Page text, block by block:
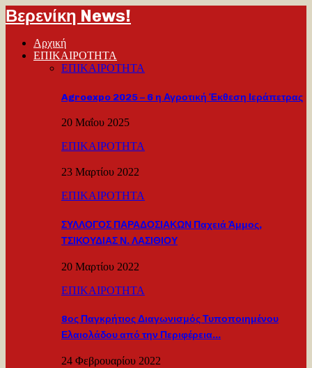
Βερενίκη News!
Αρχική
ΕΠΙΚΑΙΡΟΤΗΤΑ
ΕΠΙΚΑΙΡΟΤΗΤΑ
Agroexpo 2025 – 6 η Αγροτική Έκθεση Ιεράπετρας
20 Μαΐου 2025
ΕΠΙΚΑΙΡΟΤΗΤΑ
23 Μαρτίου 2022
ΕΠΙΚΑΙΡΟΤΗΤΑ
ΣΥΛΛΟΓΟΣ ΠΑΡΑΔΟΣΙΑΚΩΝ Παχειά Άμμος,
ΤΣΙΚΟΥΔΙΑΣ Ν. ΛΑΣΙΘΙΟΥ
20 Μαρτίου 2022
ΕΠΙΚΑΙΡΟΤΗΤΑ
8ος Παγκρήτιος Διαγωνισμός Τυποποιημένου
Ελαιολάδου από την Περιφέρεια…
24 Φεβρουαρίου 2022